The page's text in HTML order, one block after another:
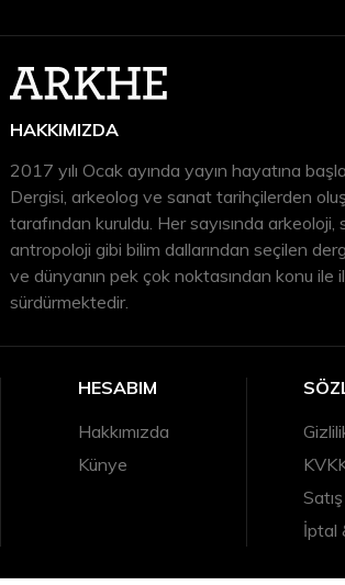
HAKKIMIZDA
2017 yılı Ocak ayında yayın hayatına
Dergisi, arkeolog ve sanat tarihçilerden
tarafından kuruldu. Her sayısında
antropoloji gibi bilim dallarından seçilen
ve dünyanın pek çok noktasından konu ile
sürdürmektedir.
HESABIM
Hakkımızda
Künye
İptal